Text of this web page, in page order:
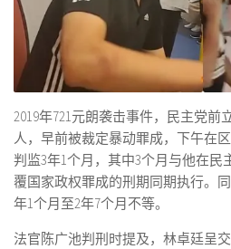
2019年721元朗袭击事件，民主党前
人，早前被裁定暴动罪成，下午在
判监3年1个月，其中3个月与他在民
覆国家政权罪成的刑期同期执行。
年1个月至2年7个月不等。
法官陈广池判刑时提及，林卓廷呈